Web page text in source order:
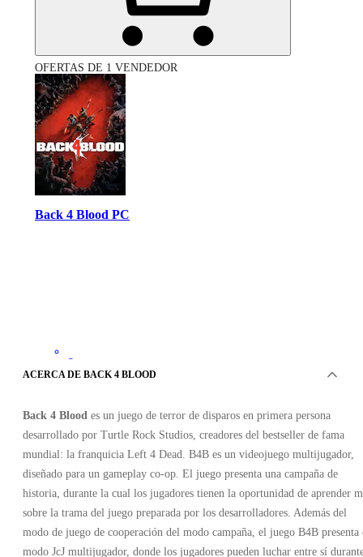
OFERTAS DE 1 VENDEDOR
Back 4 Blood PC
Steam
•
ESTADOS UNIDOS
18.86 EUR
59.99 EUR
-69 %
ACERCA DE BACK 4 BLOOD
Back 4 Blood es un juego de terror de disparos en primera persona
desarrollado por Turtle Rock Studios, creadores del bestseller de fama
mundial: la franquicia Left 4 Dead. B4B es un videojuego multijugador,
diseñado para un gameplay co-op. El juego presenta una campaña de
historia, durante la cual los jugadores tienen la oportunidad de aprender
sobre la trama del juego preparada por los desarrolladores. Además del
modo de juego de cooperación del modo campaña, el juego B4B presenta
modo JcJ multijugador, donde los jugadores pueden luchar entre sí